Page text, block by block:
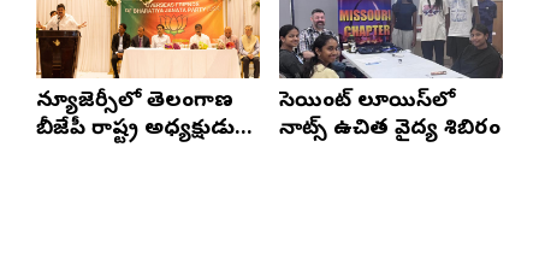
న్యూజెర్సీలో తెలంగాణ
బీజేపీ రాష్ట్ర అధ్యక్షుడు
సెయింట్ లూయిస్‌లో
నాట్స్ ఉచిత వైద్య శిబిరం